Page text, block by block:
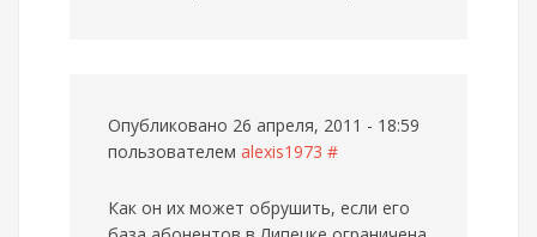
Опубликовано 26 апреля, 2011 - 18:59
пользователем alexis1973 #
Как он их может обрушить, если его